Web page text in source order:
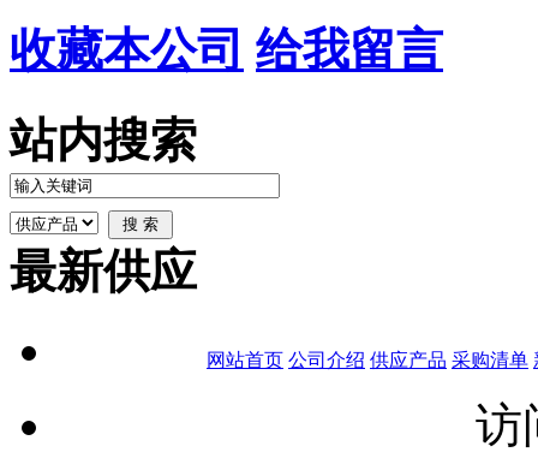
收藏本公司 给我留言
站内搜索
最新供应
网站首页 公司介绍 供应产品 采购清单
访